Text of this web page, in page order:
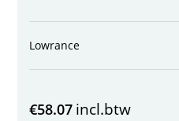
Lowrance
€58.07 incl.btw